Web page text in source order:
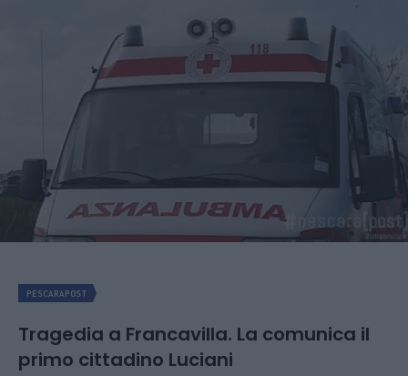
PESCARAPOST
Tragedia a Francavilla. La comunica il
primo cittadino Luciani